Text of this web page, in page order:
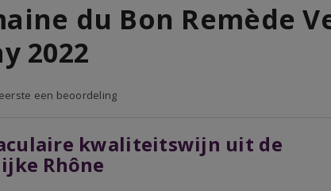
du Bon Remède
2022
een beoordeling
kwaliteitswijn uit de
Rhône